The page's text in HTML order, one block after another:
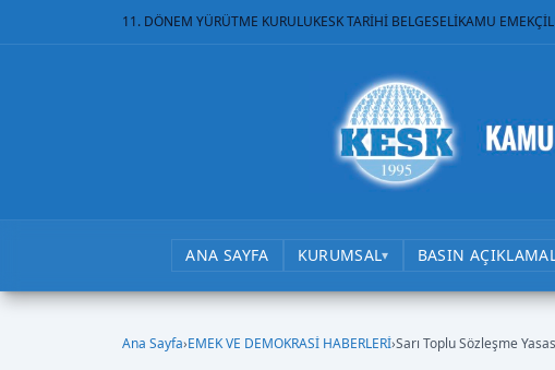
11. DÖNEM YÜRÜTME KURULUKESK TARİHİ BELGESELİKAMU
ANA SAYFA KURUMSAL▾ BASIN
Ana Sayfa›EMEK VE DEMOKRASİ HABERLERİ›Sarı Toplu Sözleşme